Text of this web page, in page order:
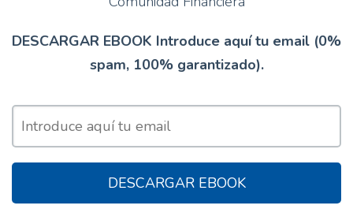
DESCARGAR EBOOK Introduce aquí tu email (0%
spam, 100% garantizado).